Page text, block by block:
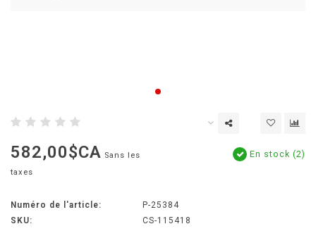
582,00$CA Sans les
taxes
En stock (2)
Numéro de l'article:
P-25384
SKU:
CS-115418